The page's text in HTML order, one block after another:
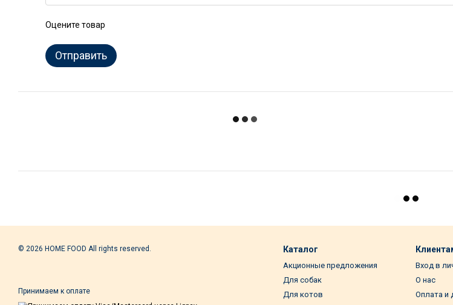
Оцените товар
Отправить
© 2026 HOME FOOD All rights reserved.
Принимаем к оплате
Каталог
Акционные предложения
Для собак
Для котов
Вход в
О нас
Оплата и